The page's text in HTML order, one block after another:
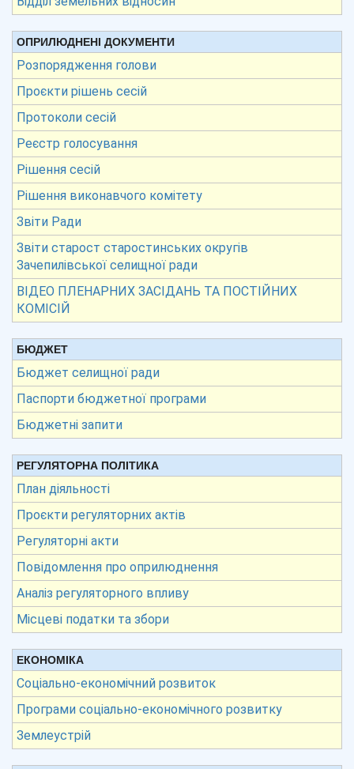
ОПРИЛЮДНЕНІ ДОКУМЕНТИ
Розпорядження голови
Проєкти рішень сесій
Протоколи сесій
Реєстр голосування
Рішення сесій
Рішення виконавчого комітету
Звіти Ради
Звіти старост старостинських округів
Зачепилівської селищної ради
ВІДЕО ПЛЕНАРНИХ ЗАСІДАНЬ ТА ПОСТІЙНИХ
КОМІСІЙ
БЮДЖЕТ
Бюджет селищної ради
Паспорти бюджетної програми
Бюджетні запити
РЕГУЛЯТОРНА ПОЛІТИКА
План діяльності
Проєкти регуляторних актів
Регуляторні акти
Повідомлення про оприлюднення
Аналіз регуляторного впливу
Місцеві податки та збори
ЕКОНОМІКА
Соціально-економічний розвиток
Програми соціально-економічного розвитку
Землеустрій